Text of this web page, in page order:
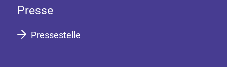
Presse
Pressestelle